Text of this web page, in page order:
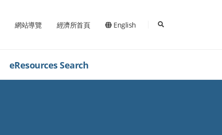
網站導覽 經濟所首頁 English search
eResources Search